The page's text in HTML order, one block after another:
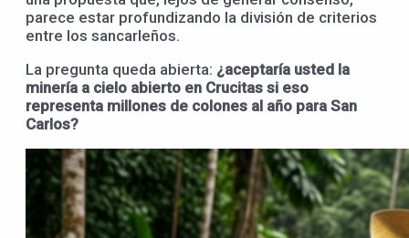
parece estar profundizando la división de criterios
entre los sancarleños.
La pregunta queda abierta: ¿aceptaría usted la
minería a cielo abierto en Crucitas si eso
representa millones de colones al año para San
Carlos?